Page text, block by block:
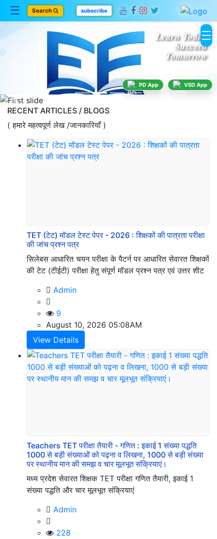
Category
Policy
Disclaimer
services
Terms
Link
Our
Websites
☰ Search subscribe
PD App VSD App
Learn Today
Succeed
Tomorrow
Previous
RECENT ARTICLES / BLOGS
( हमारे महत्वपूर्ण लेख /जानकारियाँ )
TET (टेट) मॉडल टेस्ट पेपर - 2026 : शिक्षकों की पात्रता परीक्षा
की जांच प्रश्न पत्र
सिलेबस आधारित चयन परीक्षा के पैटर्न पर आधारित सेवारत शिक्षकों
की टेट (टीईटी) परीक्षा हेतु संपूर्ण मॉडल प्रश्न पत्र एवं उत्तर शीट
Admin
9
August 10, 2026 05:08AM
View Details
Teachers TET परीक्षा तैयारी - गणित : इकाई 1 संख्या पद्धति
1000 से बड़ी संख्याओं को पढ़ना व लिखना, 1000 से बड़ी संख्या
पर स्थानीय मान की समझ व चार मूलभूत संक्रियाएं।
मध्य प्रदेश सेवारत शिक्षक TET परीक्षा गणित तैयारी, इकाई 1
संख्या पद्धति और चार मूलभूत संक्रियाएं
Admin
228